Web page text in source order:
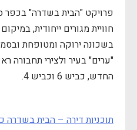
פרויקט "הבית בשדרה"
חוויית מגורים ייחודית,
בשכונה ירוקה ומטופחת
החדש, כביש 6 וכביש 4.
תוכניות דירה – הבית בשדרה